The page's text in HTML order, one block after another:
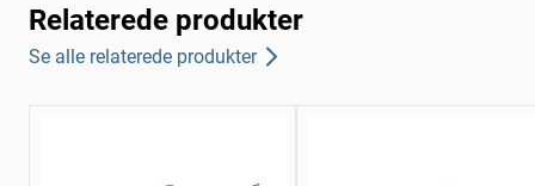
Relaterede produkter
Se alle relaterede produkter